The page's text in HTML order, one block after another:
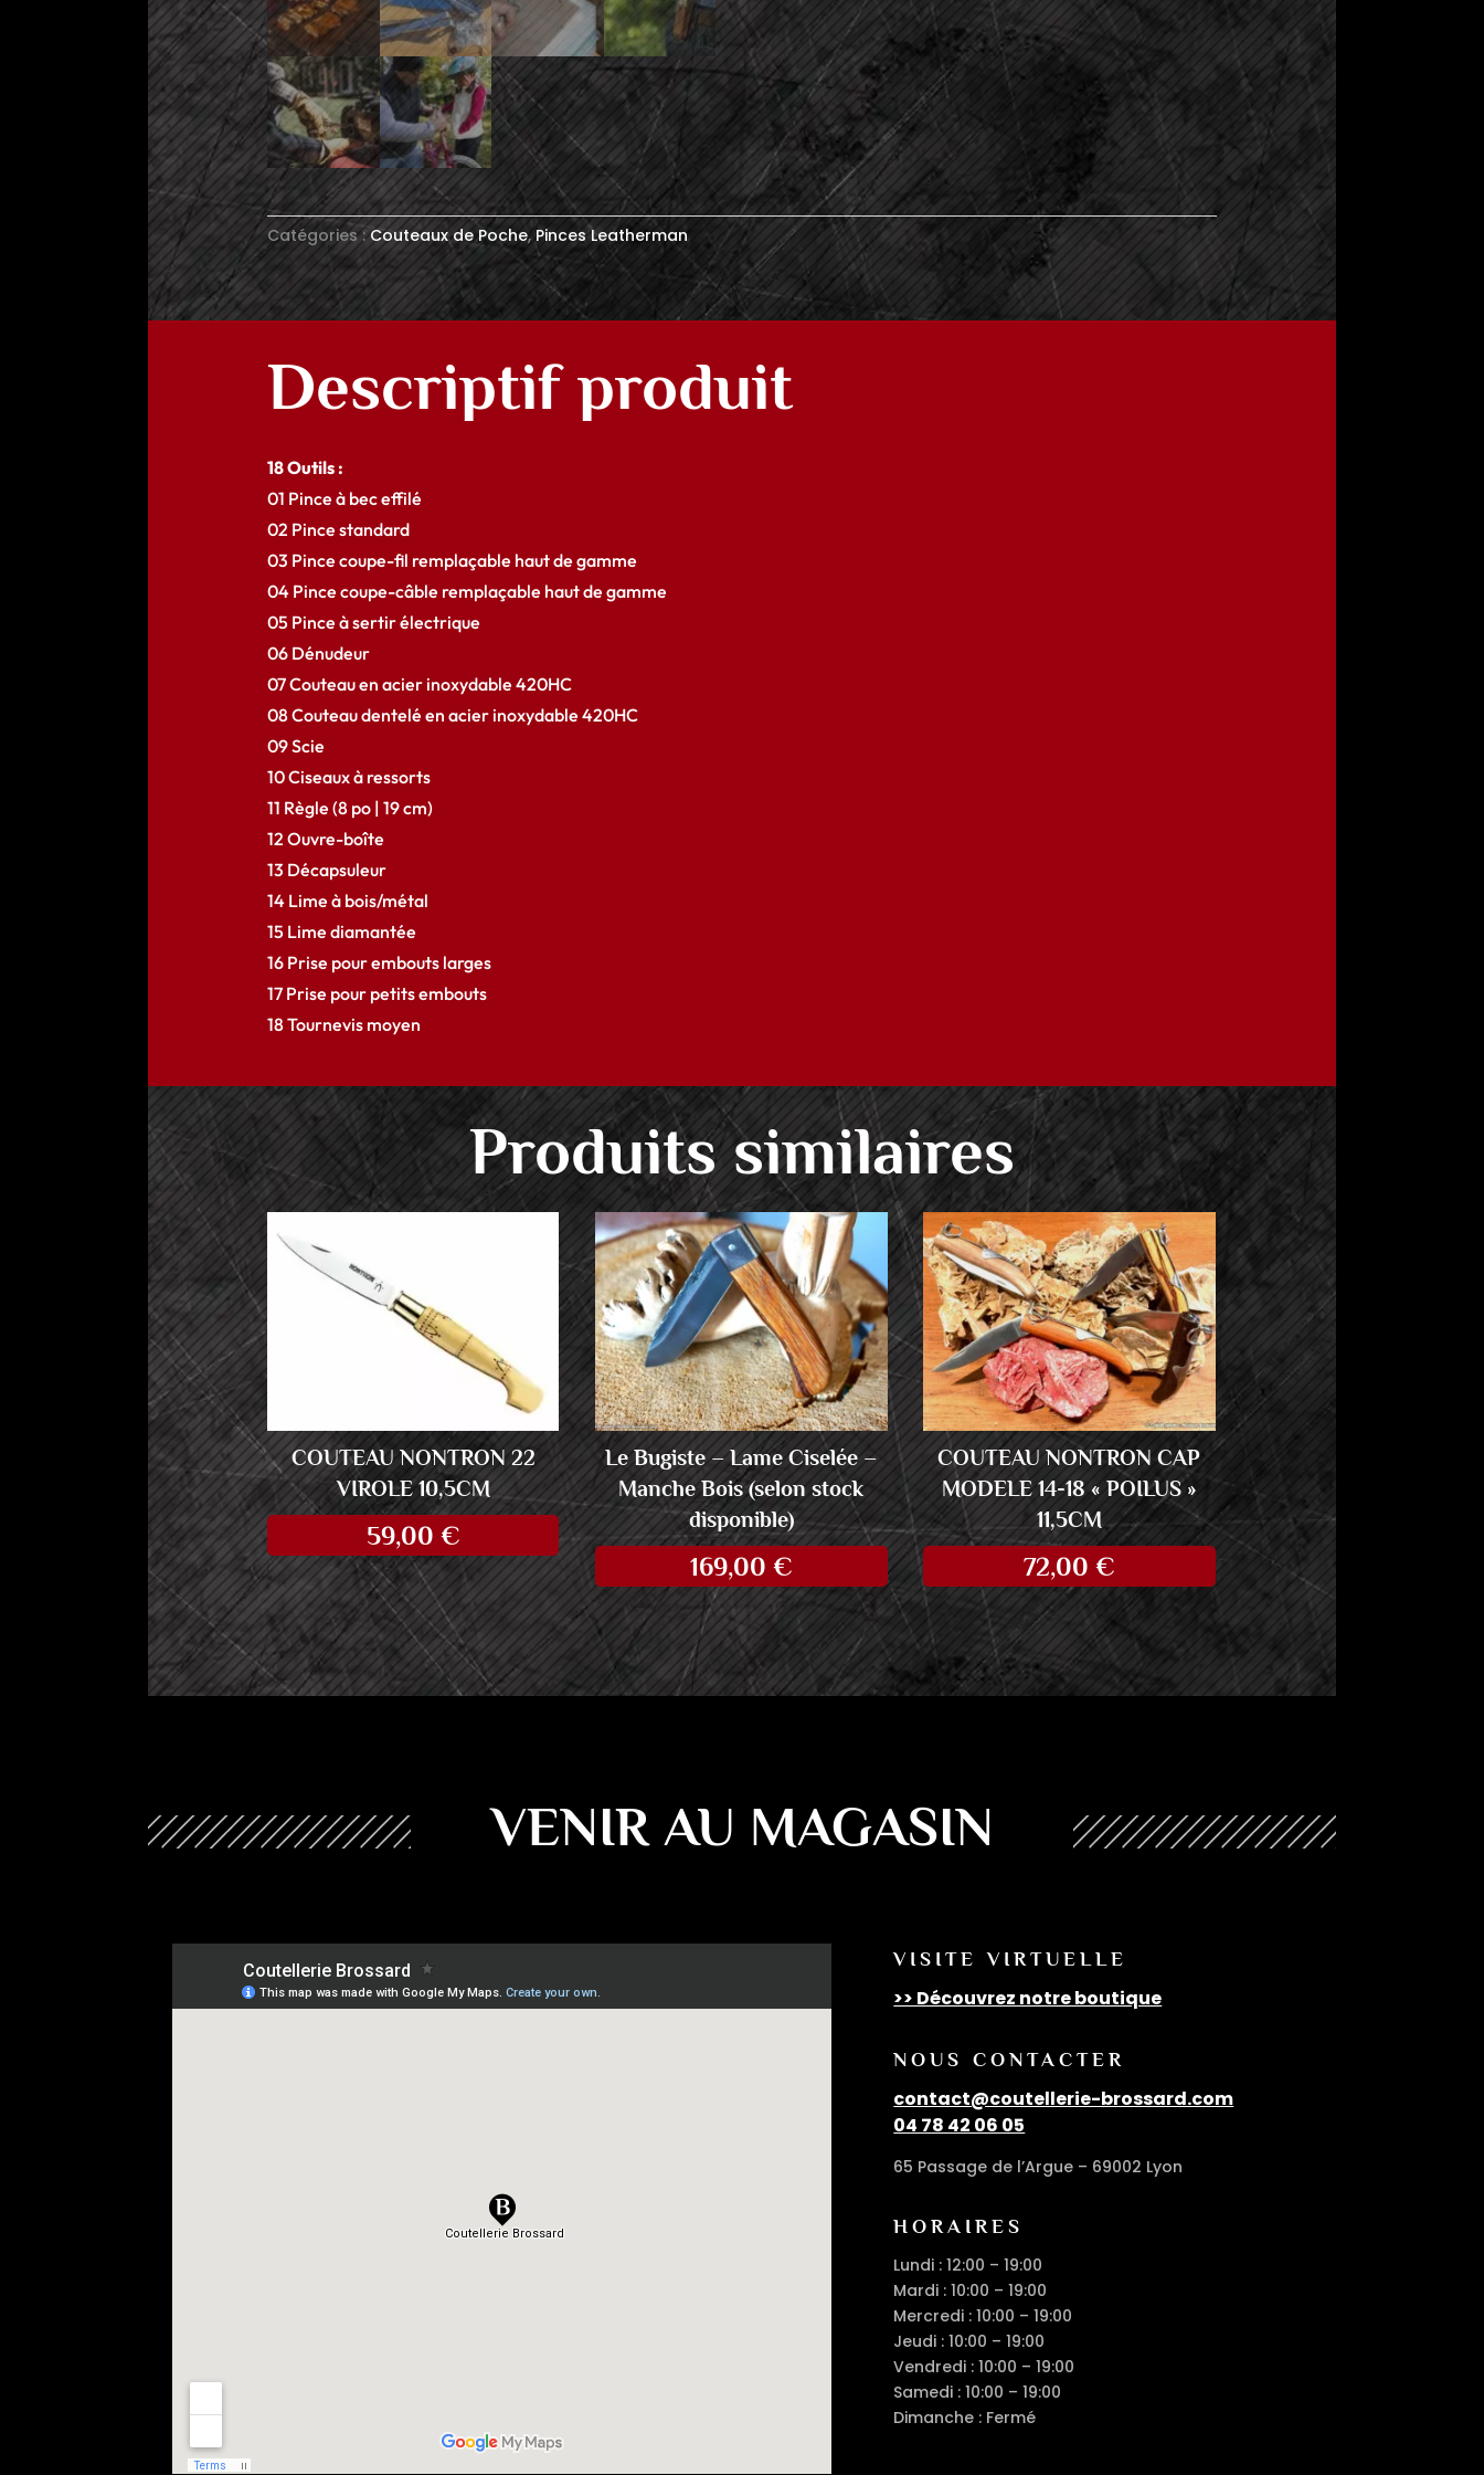
Catégories :Couteaux de Poche, Pinces Leatherman
Descriptif produit
18 Outils :
01 Pince à bec effilé
02 Pince standard
03 Pince coupe-fil remplaçable haut de gamme
04 Pince coupe-câble remplaçable haut de gamme
05 Pince à sertir électrique
06 Dénudeur
07 Couteau en acier inoxydable 420HC
08 Couteau dentelé en acier inoxydable 420HC
09 Scie
10 Ciseaux à ressorts
11 Règle (8 po | 19 cm)
12 Ouvre-boîte
13 Décapsuleur
14 Lime à bois/métal
15 Lime diamantée
16 Prise pour embouts larges
17 Prise pour petits embouts
18 Tournevis moyen
Produits similaires
COUTEAU NONTRON 22
VIROLE 10,5CM
59,00 €
Le Bugiste – Lame Ciselée –
Manche Bois (selon stock
disponible)
169,00 €
COUTEAU NONTRON CAP
MODELE 14-18 « POILUS »
11,5CM
72,00 €
VENIR AU MAGASIN
VISITE VIRTUELLE
>> Découvrez notre boutique
NOUS CONTACTER
contact@coutellerie-brossard.com
04 78 42 06 05
65 Passage de l’Argue – 69002 Lyon
HORAIRES
Lundi : 12:00 – 19:00
Mardi : 10:00 – 19:00
Mercredi : 10:00 – 19:00
Jeudi : 10:00 – 19:00
Vendredi : 10:00 – 19:00
Samedi : 10:00 – 19:00
Dimanche : Fermé